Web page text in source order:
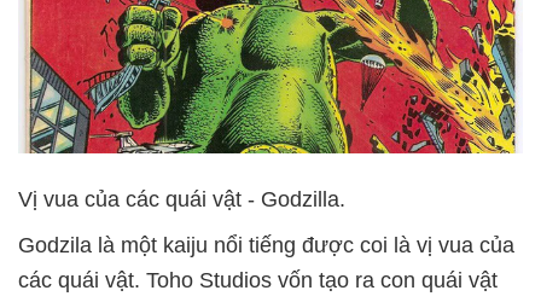
Vị vua của các quái vật - Godzilla.
Godzila là một kaiju nổi tiếng được coi là vị vua của
các quái vật. Toho Studios vốn tạo ra con quái vật